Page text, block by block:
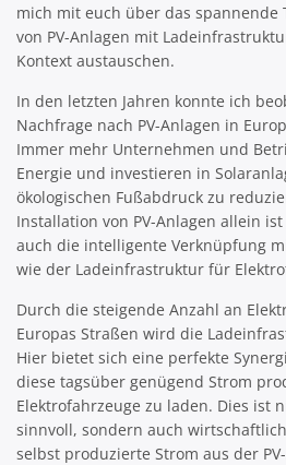
mich mit euch über das spannende
von PV-Anlagen mit
Kontext austauschen.
In den letzten Jahren konnte ich
Nachfrage nach PV-Anlagen in
Immer mehr Unternehmen und
Energie und investieren in
ökologischen Fußabdruck zu
Installation von PV-Anlagen allein
auch die intelligente Verknüpfung
wie der Ladeinfrastruktur für
Durch die steigende Anzahl an
Europas Straßen wird die
Hier bietet sich eine perfekte
diese tagsüber genügend Strom
Elektrofahrzeuge zu laden. Dies ist
sinnvoll, sondern auch
selbst produzierte Strom aus der